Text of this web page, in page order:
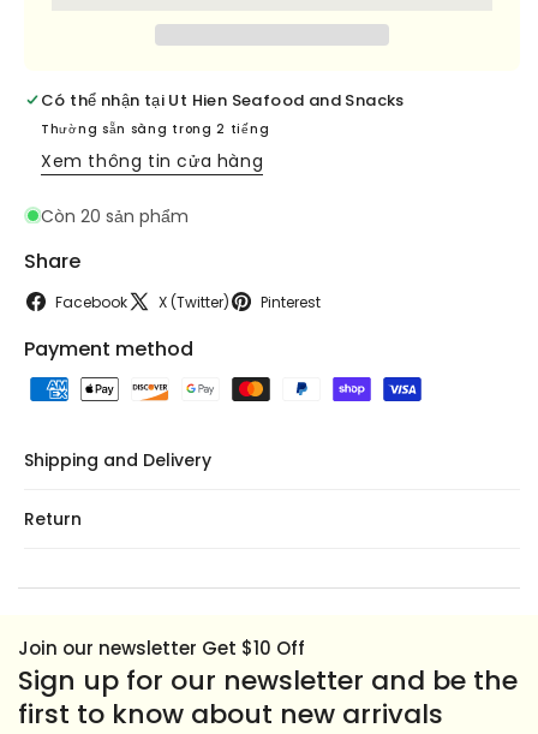
8oz
Bach
Cuc
8oz
Có thể nhận tại Ut Hien Seafood and Snacks
Thường sẵn sàng trong 2 tiếng
Xem thông tin cửa hàng
Còn 20 sản phẩm
Share
Facebook X (Twitter) Pinterest
Payment method
Shipping and Delivery
Return
Join our newsletter Get $10 Off
Sign up for our newsletter and be the
first to know about new arrivals